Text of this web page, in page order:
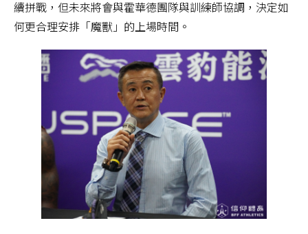
續拼戰，但未來將會與霍華德團隊與訓練師協調，決定如
何更合理安排「魔獸」的上場時間。